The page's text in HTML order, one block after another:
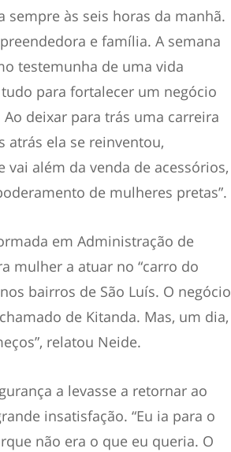
sempre às seis horas da manhã.
e família. A semana
testemunha de uma vida
para fortalecer um negócio
deixar para trás uma carreira
atrás ela se reinventou,
além da venda de acessórios,
de mulheres pretas”.
em Administração de
mulher a atuar no “carro do
bairros de São Luís. O negócio
de Kitanda. Mas, um dia,
relatou Neide.
a levasse a retornar ao
insatisfação. “Eu ia para o
não era o que eu queria. O